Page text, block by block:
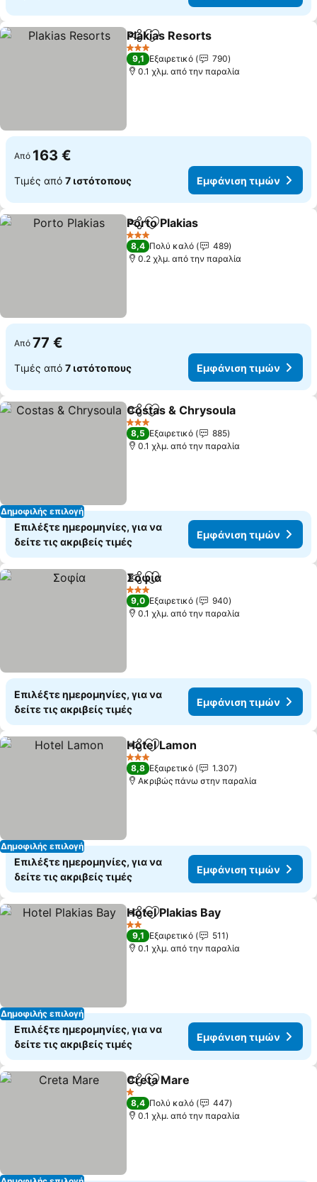
Κοινοποίηση
Προσθήκη στα αγαπημένα
Plakias Resorts
3 Αστέρια
9,1 Εξαιρετικό
790
0.1 χλμ. από την παραλία
Από 163 €
Τιμές από 7 ιστότοπους Εμφάνιση τιμών
Κοινοποίηση
Προσθήκη στα αγαπημένα
Porto Plakias
3 Αστέρια
8,4 Πολύ καλό
489
0.2 χλμ. από την παραλία
Από 77 €
Τιμές από 7 ιστότοπους Εμφάνιση τιμών
Δημοφιλής επιλογή
Κοινοποίηση
Προσθήκη στα αγαπημένα
Costas & Chrysoula
3 Αστέρια
8,5 Εξαιρετικό
885
0.1 χλμ. από την παραλία
Επιλέξτε ημερομηνίες, για να
δείτε τις ακριβείς τιμές
Εμφάνιση τιμών
Κοινοποίηση
Προσθήκη στα αγαπημένα
Σοφία
3 Αστέρια
9,0 Εξαιρετικό
940
0.1 χλμ. από την παραλία
Επιλέξτε ημερομηνίες, για να
δείτε τις ακριβείς τιμές
Εμφάνιση τιμών
Δημοφιλής επιλογή
Κοινοποίηση
Προσθήκη στα αγαπημένα
Hotel Lamon
3 Αστέρια
8,8 Εξαιρετικό
1.307
Ακριβώς πάνω στην παραλία
Επιλέξτε ημερομηνίες, για να
δείτε τις ακριβείς τιμές
Εμφάνιση τιμών
Δημοφιλής επιλογή
Κοινοποίηση
Προσθήκη στα αγαπημένα
Hotel Plakias Bay
2 Αστέρια
9,1 Εξαιρετικό
511
0.1 χλμ. από την παραλία
Επιλέξτε ημερομηνίες, για να
δείτε τις ακριβείς τιμές
Εμφάνιση τιμών
Κοινοποίηση
Προσθήκη στα αγαπημένα
Creta Mare
1 Αστέρια
8,4 Πολύ καλό
447
0.1 χλμ. από την παραλία